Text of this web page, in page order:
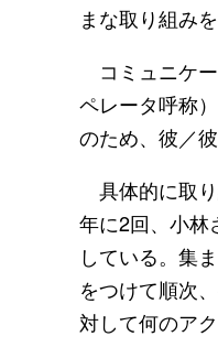
まな取り組み
コミュニケ
ペレータ呼称
のため、彼／
具体的に取
年に2回、小林
している。集
をつけて順次
対して何のア